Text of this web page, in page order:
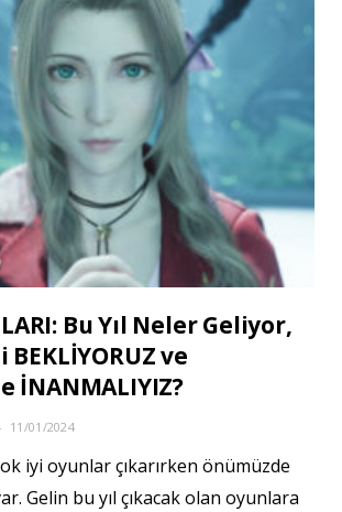
Bu Yıl Neler Geliyor,
ve
İNANMALIYIZ?
11/01/2024
iyi oyunlar çıkarırken önümüzde
Gelin bu yıl çıkacak olan oyunlara